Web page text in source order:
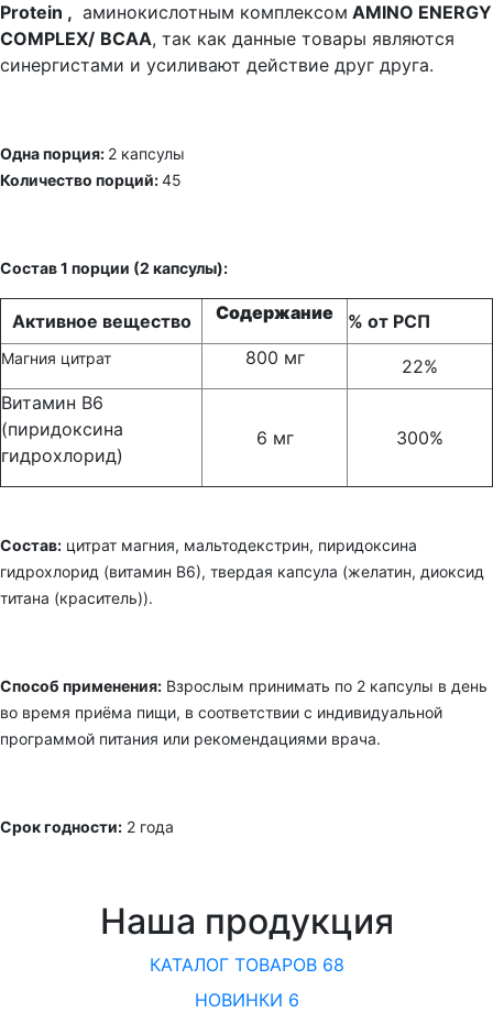
Protein , аминокислотным комплексом AMINO ENERGY
COMPLEX/ BCAA, так как данные товары являются
синергистами и усиливают действие друг друга.
Одна порция: 2 капсулы
Количество порций:45
Состав 1 порции (2 капсулы):
Активное вещество Содержание % от РСП
Магния цитрат 800 мг
22%
Витамин B6
(пиридоксина
гидрохлорид)
6 мг 300%
Состав: цитрат магния, мальтодекстрин, пиридоксина
гидрохлорид (витамин В6), твердая капсула (желатин, диоксид
титана (краситель)).
Способ применения: Взрослым принимать по 2 капсулы в день
во время приёма пищи, в соответствии с индивидуальной
программой питания или рекомендациями врача.
Срок годности: 2 года
Наша продукция
КАТАЛОГ ТОВАРОВ 68
НОВИНКИ 6